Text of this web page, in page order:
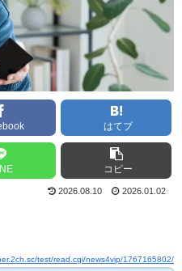
はてブ
コピー
2026.08.10 2026.01.02
test/read.cgi/news4vip/1767165802/